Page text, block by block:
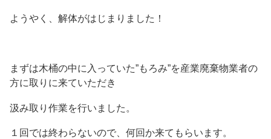
ようやく、解体がはじまりました！
まずは木桶の中に入っていた”もろみ”を産業廃棄物業者の
方に取りに来ていただき
汲み取り作業を行いました。
１回では終わらないので、何回か来てもらいます。